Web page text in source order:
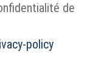
de
policy